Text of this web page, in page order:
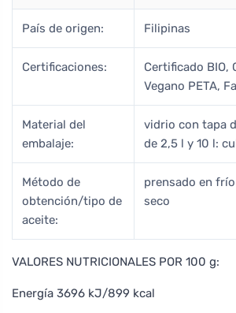
País de origen: Filipinas
Certificaciones:
Certificado BIO,
Vegano PETA,
Material del
embalaje:
vidrio con tapa
de 2,5 l y 10 l:
Método de
obtención/tipo de
aceite:
prensado en
seco
VALORES NUTRICIONALES POR 100 g:
Energía 3696 kJ/899 kcal